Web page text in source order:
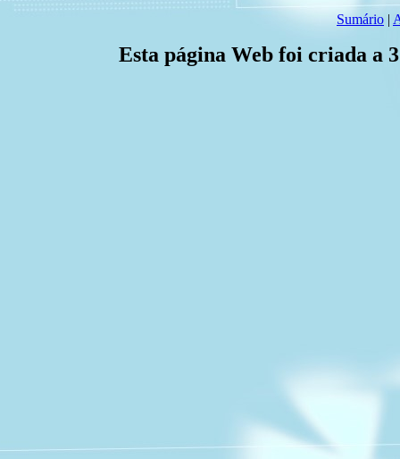
Sumário |
Esta página Web foi criada a